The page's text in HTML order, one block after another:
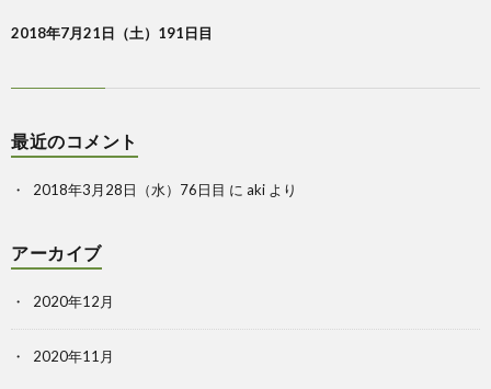
2018年7月21日（土）191日目
最近のコメント
2018年3月28日（水）76日目 に aki より
アーカイブ
2020年12月
2020年11月